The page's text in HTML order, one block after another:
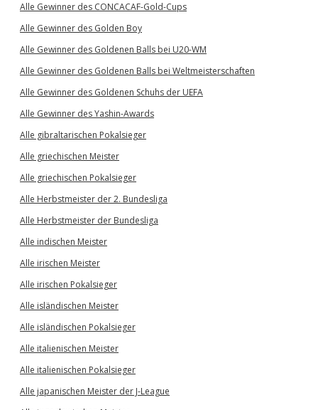
Alle Gewinner des CONCACAF-Gold-Cups
Alle Gewinner des Golden Boy
Alle Gewinner des Goldenen Balls bei U20-WM
Alle Gewinner des Goldenen Balls bei Weltmeisterschaften
Alle Gewinner des Goldenen Schuhs der UEFA
Alle Gewinner des Yashin-Awards
Alle gibraltarischen Pokalsieger
Alle griechischen Meister
Alle griechischen Pokalsieger
Alle Herbstmeister der 2. Bundesliga
Alle Herbstmeister der Bundesliga
Alle indischen Meister
Alle irischen Meister
Alle irischen Pokalsieger
Alle isländischen Meister
Alle isländischen Pokalsieger
Alle italienischen Meister
Alle italienischen Pokalsieger
Alle japanischen Meister der J-League